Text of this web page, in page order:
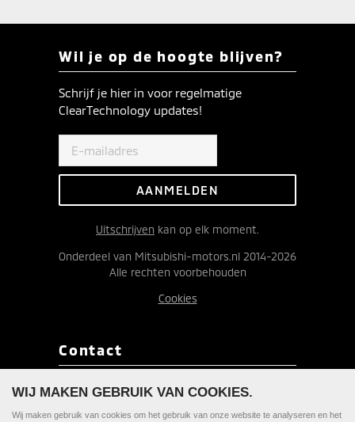
Wil je op de hoogte blijven?
Schrijf je hier in voor regelmatige
ClearTechnology updates!
Uitschrijven kan op elk moment.
Onderdeel van Mitsubishi-motors.nl 2014-2026
Alle rechten voorbehouden
Cookies
Contact
Redactie ClearTechnology
WIJ MAKEN GEBRUIK VAN COOKIES.
Wij maken gebruik van cookies om het gebruik van onze website te analyseren en het